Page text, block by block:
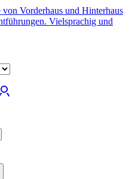
Vorderhaus und Hinterhaus
Vielsprachig und